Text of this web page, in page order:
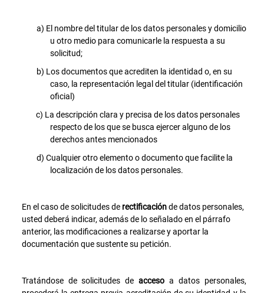
El nombre del titular de los datos personales y domicilio
u otro medio para comunicarle la respuesta a su
solicitud;
Los documentos que acrediten la identidad o, en su
caso, la representación legal del titular (identificación
oficial)
La descripción clara y precisa de los datos personales
respecto de los que se busca ejercer alguno de los
derechos antes mencionados
Cualquier otro elemento o documento que facilite la
localización de los datos personales.
En el caso de solicitudes de rectificaciónde datos personales,
usted deberá indicar, además de lo señalado en el párrafo
anterior, las modificaciones a realizarse y aportar la
documentación que sustente su petición.
Tratándose de solicitudes deaccesoa datos personales,